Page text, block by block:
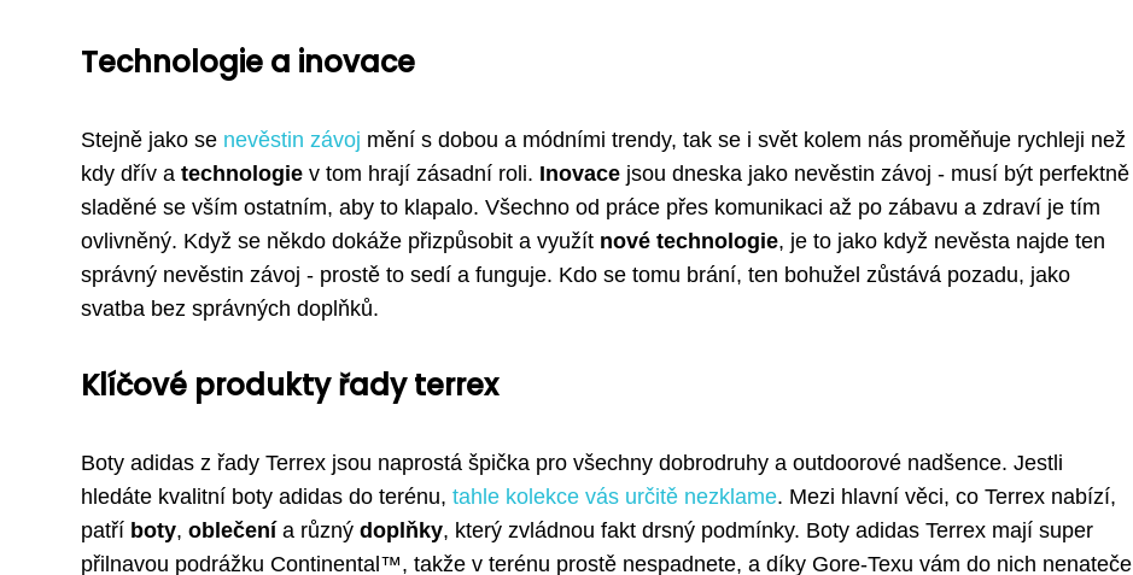
Technologie a inovace
Stejně jako se nevěstin závoj mění s dobou a módními trendy, tak se i svět kolem nás proměňuje rychleji než
kdy dřív a technologie v tom hrají zásadní roli. Inovace jsou dneska jako nevěstin závoj - musí být perfektně
sladěné se vším ostatním, aby to klapalo. Všechno od práce přes komunikaci až po zábavu a zdraví je tím
ovlivněný. Když se někdo dokáže přizpůsobit a využít nové technologie, je to jako když nevěsta najde ten
správný nevěstin závoj - prostě to sedí a funguje. Kdo se tomu brání, ten bohužel zůstává pozadu, jako
svatba bez správných doplňků.
Klíčové produkty řady terrex
Boty adidas z řady Terrex jsou naprostá špička pro všechny dobrodruhy a outdoorové nadšence. Jestli
hledáte kvalitní boty adidas do terénu, tahle kolekce vás určitě nezklame. Mezi hlavní věci, co Terrex nabízí,
patří boty, oblečení a různý doplňky, který zvládnou fakt drsný podmínky. Boty adidas Terrex mají super
přilnavou podrážku Continental™, takže v terénu prostě nespadnete, a díky Gore-Texu vám do nich nenateče